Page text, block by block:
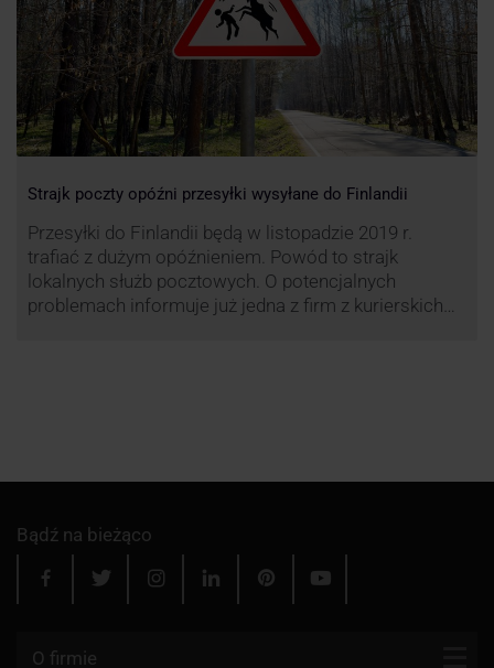
Strajk poczty opóźni przesyłki wysyłane do Finlandii
Przesyłki do Finlandii będą w listopadzie 2019 r.
trafiać z dużym opóźnieniem. Powód to strajk
lokalnych służb pocztowych. O potencjalnych
problemach informuje już jedna z firm z kurierskich
Bądź na bieżąco
O firmie